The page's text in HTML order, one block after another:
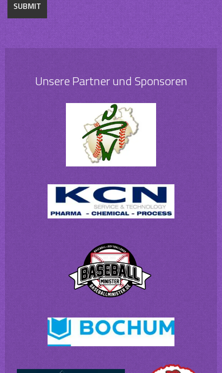
Unsere Partner und Sponsoren